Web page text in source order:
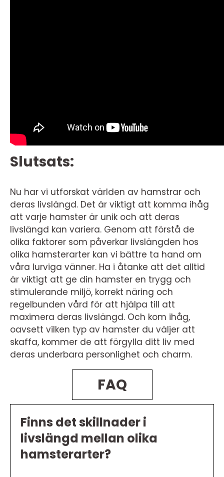
Slutsats:
Nu har vi utforskat världen av hamstrar och
deras livslängd. Det är viktigt att komma ihåg
att varje hamster är unik och att deras
livslängd kan variera. Genom att förstå de
olika faktorer som påverkar livslängden hos
olika hamsterarter kan vi bättre ta hand om
våra lurviga vänner. Ha i åtanke att det alltid
är viktigt att ge din hamster en trygg och
stimulerande miljö, korrekt näring och
regelbunden vård för att hjälpa till att
maximera deras livslängd. Och kom ihåg,
oavsett vilken typ av hamster du väljer att
skaffa, kommer de att förgylla ditt liv med
deras underbara personlighet och charm.
FAQ
Finns det skillnader i
livslängd mellan olika
hamsterarter?